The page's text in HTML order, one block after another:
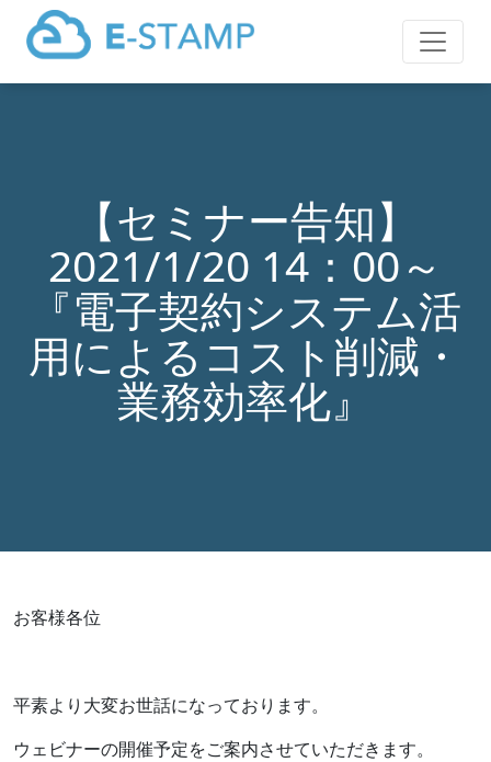
【セミナー告知】
2021/1/20 14：00～
『電子契約システム活
用によるコスト削減・
業務効率化』
お客様各位
平素より大変お世話になっております。
ウェビナーの開催予定をご案内させていただきます。